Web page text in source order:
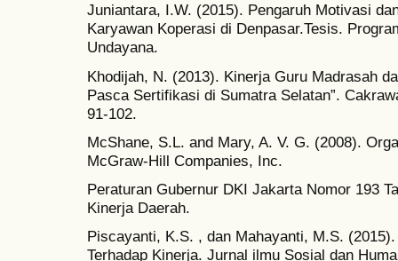
Juniantara, I.W. (2015). Pengaruh Motivasi
Karyawan Koperasi di Denpasar.Tesis.
Undayana.
Khodijah, N. (2013). Kinerja Guru Madrasah
Pasca Sertifikasi di Sumatra Selatan”.
91-102.
McShane, S.L. and Mary, A. V. G. (2008).
McGraw-Hill Companies, Inc.
Peraturan Gubernur DKI Jakarta Nomor 193
Kinerja Daerah.
Piscayanti, K.S. , dan Mahayanti, M.S.
Terhadap Kinerja. Jurnal ilmu Sosial dan